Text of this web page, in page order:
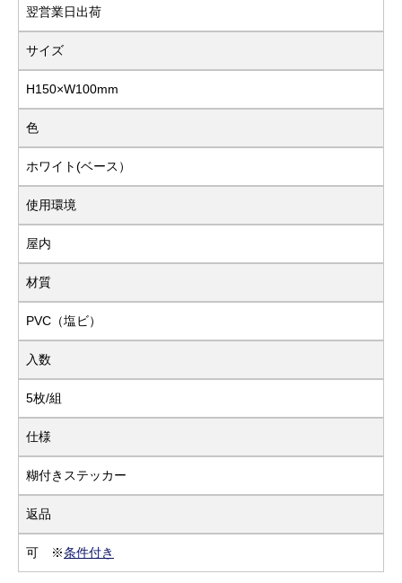
翌営業日出荷
サイズ
H150×W100mm
色
ホワイト(ベース）
使用環境
屋内
材質
PVC（塩ビ）
入数
5枚/組
仕様
糊付きステッカー
返品
可 ※条件付き